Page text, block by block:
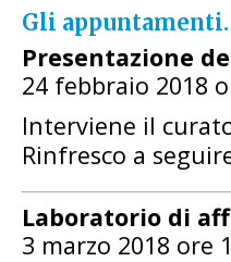
Gli appuntamenti.
Presentazione
24 febbraio 2018
Interviene il
Rinfresco a
Laboratorio di
3 marzo 2018 ore